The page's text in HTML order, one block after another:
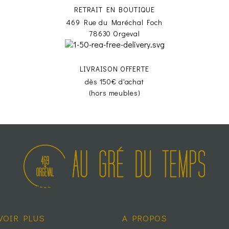
RETRAIT EN BOUTIQUE
469 Rue du Maréchal Foch
78630 Orgeval
LIVRAISON OFFERTE
dès 150€ d'achat
(hors meubles)
PLUS A PROPOS